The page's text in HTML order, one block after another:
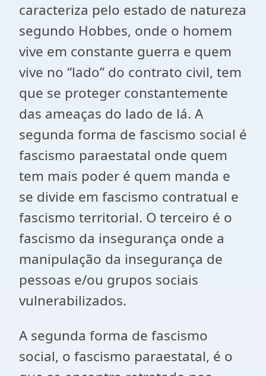
caracteriza pelo estado de natureza
segundo Hobbes, onde o homem
vive em constante guerra e quem
vive no “lado” do contrato civil, tem
que se proteger constantemente
das ameaças do lado de lá. A
segunda forma de fascismo social é
fascismo paraestatal onde quem
tem mais poder é quem manda e
se divide em fascismo contratual e
fascismo territorial. O terceiro é o
fascismo da insegurança onde a
manipulação da insegurança de
pessoas e/ou grupos sociais
vulnerabilizados.
A segunda forma de fascismo
social, o fascismo paraestatal, é o